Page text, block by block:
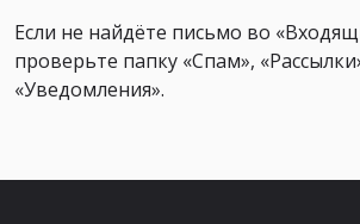
Если не найдёте письмо во
проверьте папку «Спам»,
«Уведомления».